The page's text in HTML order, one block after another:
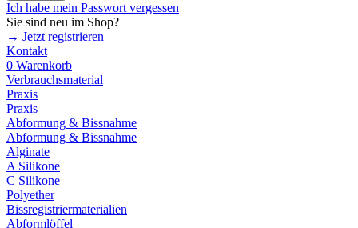
Ich habe mein Passwort vergessen
Sie sind neu im Shop?
→ Jetzt registrieren
Kontakt
0 Warenkorb
Verbrauchsmaterial
Praxis
Praxis
Abformung & Bissnahme
Abformung & Bissnahme
Alginate
A Silikone
C Silikone
Polyether
Bissregistriermaterialien
Abformlöffel